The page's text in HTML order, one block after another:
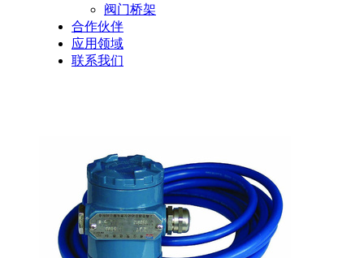
阀门桥架
合作伙伴
应用领域
联系我们